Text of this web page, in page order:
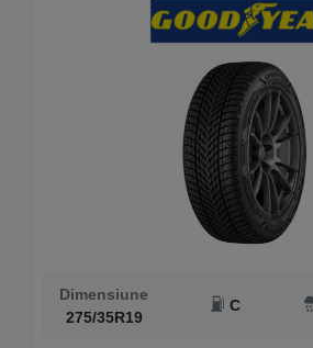
Dimensiune
275/35R19
C